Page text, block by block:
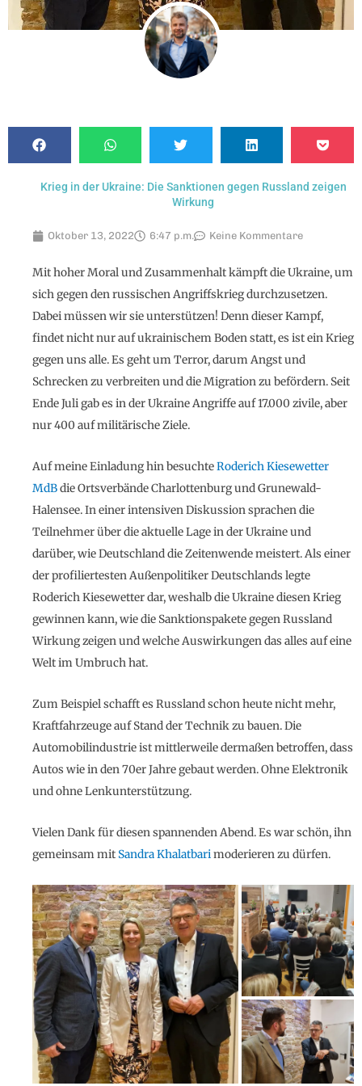
Krieg in der Ukraine: Die Sanktionen gegen Russland zeigen
Wirkung
Oktober 13, 2022 6:47 p.m. Keine Kommentare
Mit hoher Moral und Zusammenhalt kämpft die Ukraine, um
sich gegen den russischen Angriffskrieg durchzusetzen.
Dabei müssen wir sie unterstützen! Denn dieser Kampf,
findet nicht nur auf ukrainischem Boden statt, es ist ein Krieg
gegen uns alle. Es geht um Terror, darum Angst und
Schrecken zu verbreiten und die Migration zu befördern. Seit
Ende Juli gab es in der Ukraine Angriffe auf 17.000 zivile, aber
nur 400 auf militärische Ziele.
Auf meine Einladung hin besuchteRoderich Kiesewetter
MdBdie Ortsverbände Charlottenburg und Grunewald-
Halensee. In einer intensiven Diskussion sprachen die
Teilnehmer über die aktuelle Lage in der Ukraine und
darüber, wie Deutschland die Zeitenwende meistert. Als einer
der profiliertesten Außenpolitiker Deutschlands legte
Roderich Kiesewetter dar, weshalb die Ukraine diesen Krieg
gewinnen kann, wie die Sanktionspakete gegen Russland
Wirkung zeigen und welche Auswirkungen das alles auf eine
Welt im Umbruch hat.
Zum Beispiel schafft es Russland schon heute nicht mehr,
Kraftfahrzeuge auf Stand der Technik zu bauen. Die
Automobilindustrie ist mittlerweile dermaßen betroffen, dass
Autos wie in den 70er Jahre gebaut werden. Ohne Elektronik
und ohne Lenkunterstützung.
Vielen Dank für diesen spannenden Abend. Es war schön, ihn
gemeinsam mit Sandra Khalatbarimoderieren zu dürfen.